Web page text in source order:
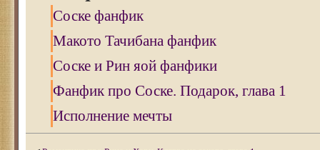
Соске фанфик
Макото Тачибана фанфик
Соске и Рин яой фанфики
Фанфик про Соске. Подарок, глава 1
Исполнение мечты